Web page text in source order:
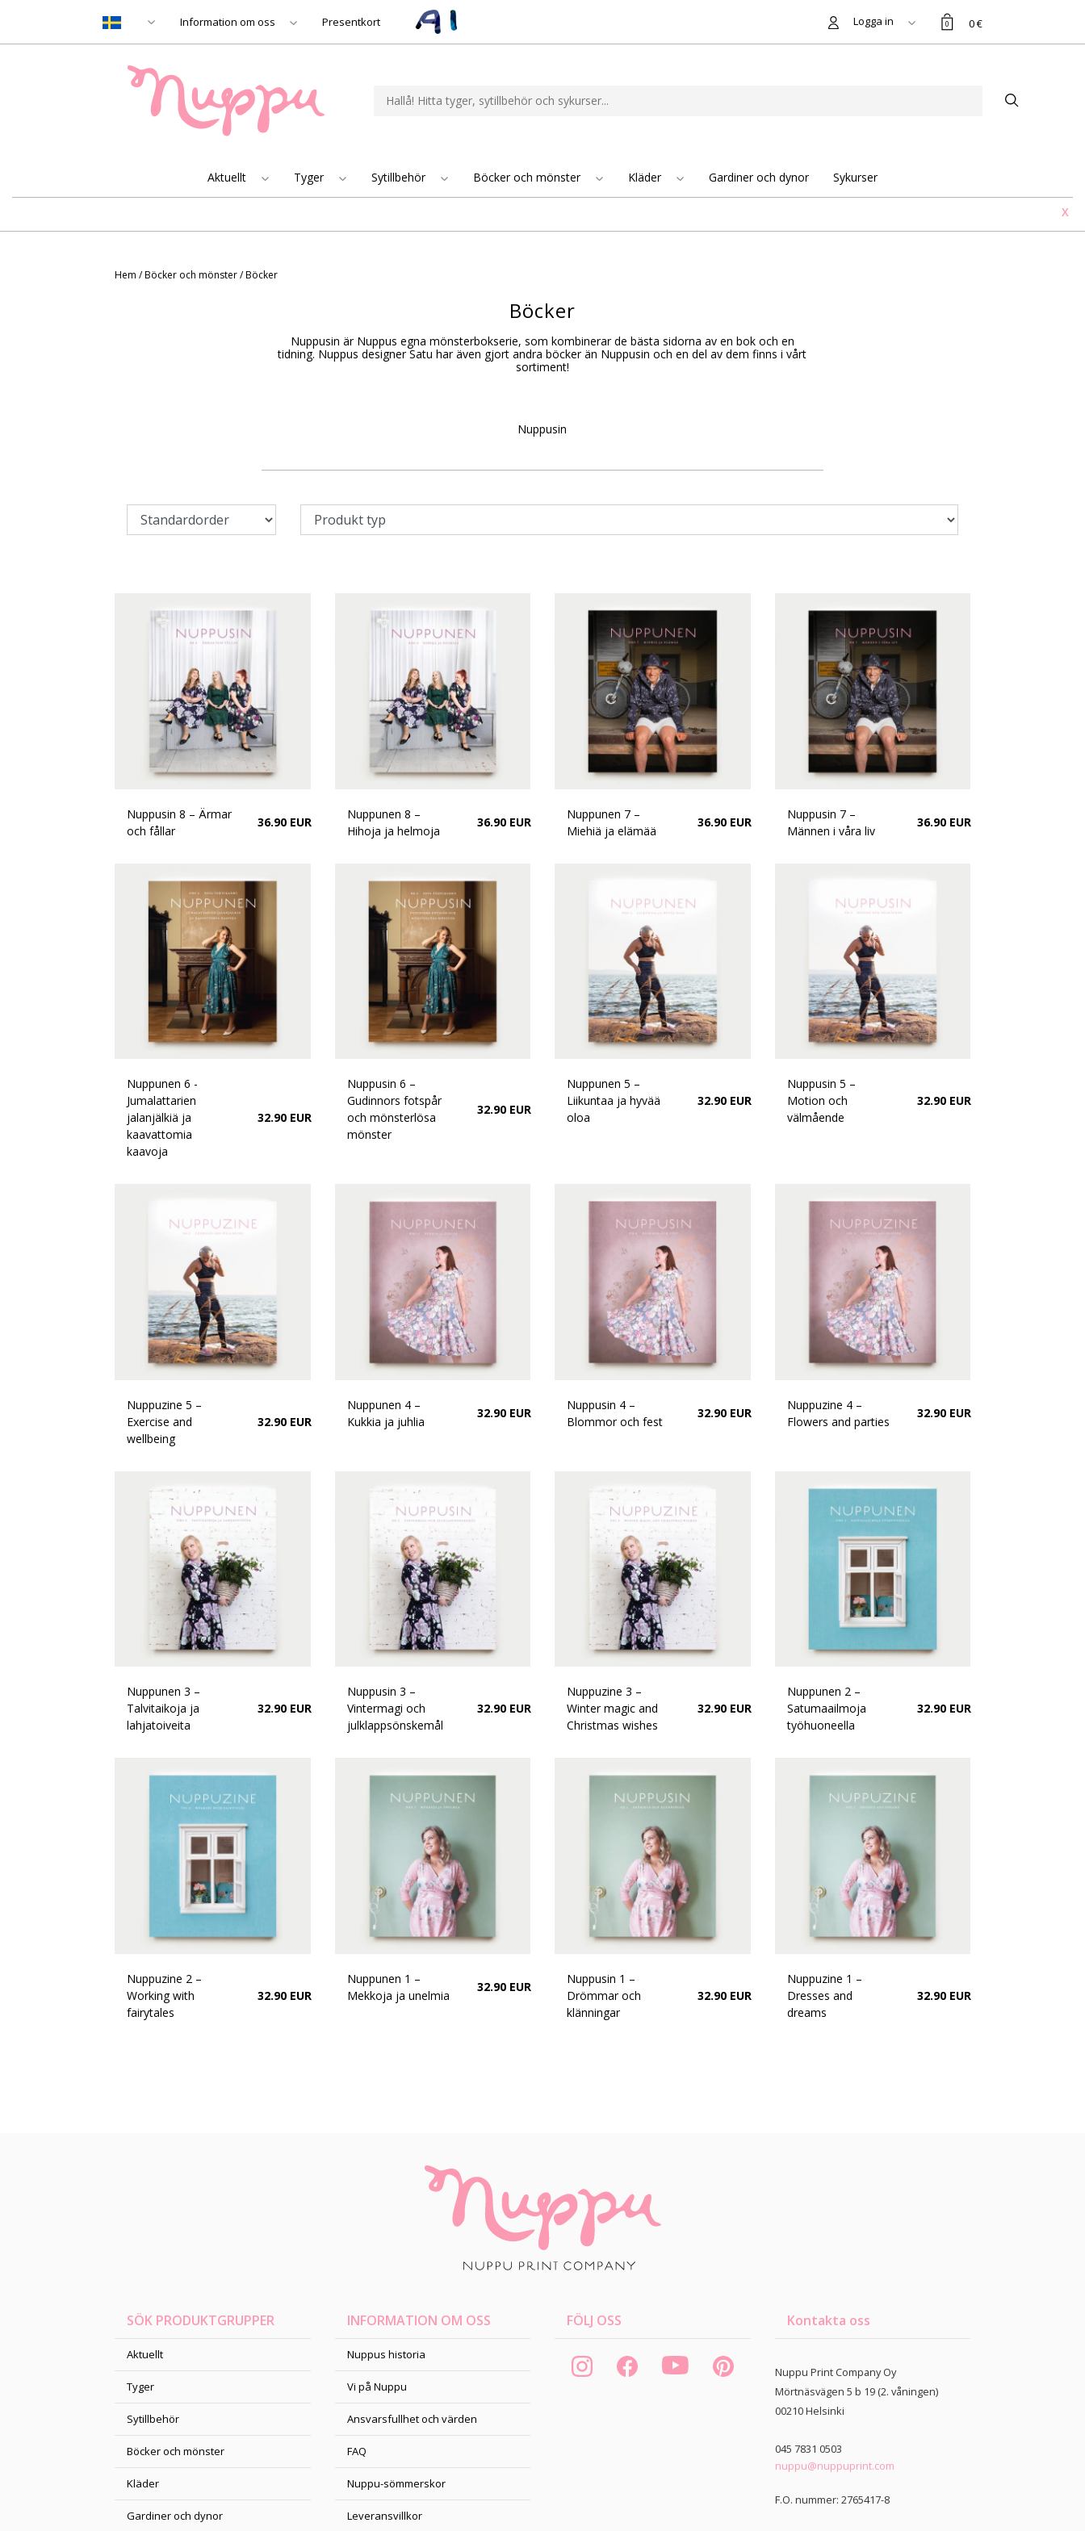
Information om oss Presentkort Logga in 0 0 €
Aktuellt Tyger Sytillbehör Böcker och mönster Kläder Gardiner och dynor Sykurser
X
Hem /Böcker och mönster/Böcker
Böcker
Nuppusin är Nuppus egna mönsterbokserie, som kombinerar de bästa sidorna av en bok och en
tidning. Nuppus designer Satu har även gjort andra böcker än Nuppusin och en del av dem finns i vårt
sortiment!
Nuppusin
Nuppusin 8 – Ärmar
och fållar
36.90 EUR
Nuppunen 8 –
Hihoja ja helmoja
36.90 EUR
Nuppunen 7 –
Miehiä ja elämää
36.90 EUR
Nuppusin 7 –
Männen i våra liv
36.90 EUR
Nuppunen 6 -
Jumalattarien
jalanjälkiä ja
kaavattomia
kaavoja
32.90 EUR
Nuppusin 6 –
Gudinnors fotspår
och mönsterlösa
mönster
32.90 EUR
Nuppunen 5 –
Liikuntaa ja hyvää
oloa
32.90 EUR
Nuppusin 5 –
Motion och
välmående
32.90 EUR
Nuppuzine 5 –
Exercise and
wellbeing
32.90 EUR
Nuppunen 4 –
Kukkia ja juhlia
32.90 EUR
Nuppusin 4 –
Blommor och fest
32.90 EUR
Nuppuzine 4 –
Flowers and parties
32.90 EUR
Nuppunen 3 –
Talvitaikoja ja
lahjatoiveita
32.90 EUR
Nuppusin 3 –
Vintermagi och
julklappsönskemål
32.90 EUR
Nuppuzine 3 –
Winter magic and
Christmas wishes
32.90 EUR
Nuppunen 2 –
Satumaailmoja
työhuoneella
32.90 EUR
Nuppuzine 2 –
Working with
fairytales
32.90 EUR
Nuppunen 1 –
Mekkoja ja unelmia
32.90 EUR
Nuppusin 1 –
Drömmar och
klänningar
32.90 EUR
Nuppuzine 1 –
Dresses and
dreams
32.90 EUR
SÖK PRODUKTGRUPPER
Aktuellt
Tyger
Sytillbehör
Böcker och mönster
Kläder
Gardiner och dynor
INFORMATION OM OSS
Nuppus historia
Vi på Nuppu
Ansvarsfullhet och värden
FAQ
Nuppu-sömmerskor
Leveransvillkor
FÖLJ OSS Kontakta oss
Nuppu Print Company Oy
Mörtnäsvägen 5 b 19 (2. våningen)
00210Helsinki
045 7831 0503
nuppu@nuppuprint.com
F.O. nummer: 2765417-8